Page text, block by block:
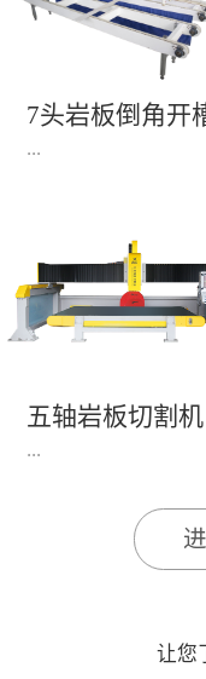
7头岩板倒角开
机(1)
...
永达机电7头岩板倒
开槽机，该设备采
水线作业，加工效
陶瓷人造石进行直边
边修边倒角并开槽。
五轴岩板切割机
...
1、简单易学的编程
学。2、操作系统简
易用；采用进口伺
让您